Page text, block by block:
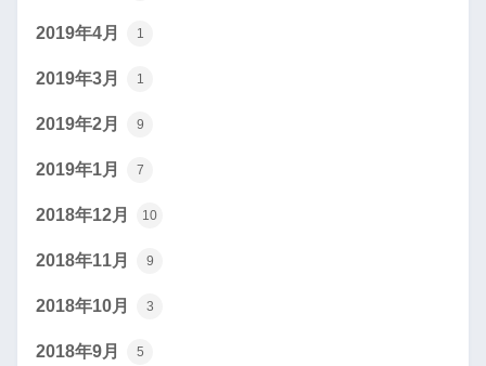
2019年4月 1
2019年3月 1
2019年2月 9
2019年1月 7
2018年12月 10
2018年11月 9
2018年10月 3
2018年9月 5